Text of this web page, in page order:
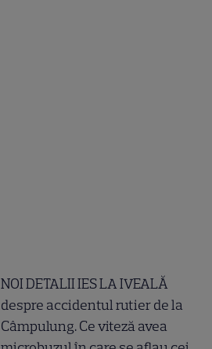
NOI DETALII IES LA IVEALĂ
despre accidentul rutier de la
Câmpulung. Ce viteză avea